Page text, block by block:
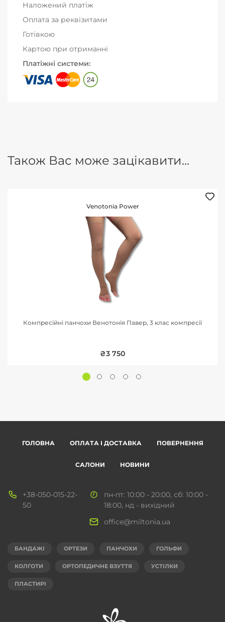
Наложений платіж
Оплата за реквізитами
Готівкою
Картою при отриманні
Платіжні системи:
Також Вас може зацікавити...
Venotonia Power
Компресійні панчохи Венотонія Павер, 3 клас компресії
₴3 750
пн-пт: 10:00 - 20:00, сб: 10:00 -
18:00, нд - вихідний
+38-050-015-22-
50
office@miltonia.ua
БАНДАЖІ ОРТЕЗИ ПАНЧОХИ ГОЛЬФИ
КОЛГОТИ ОРТОПЕДИЧНЕ ВЗУТТЯ УСТІЛКИ
ПЛАСТИРІ
ГОЛОВНА ОПЛАТА І ДОСТАВКА ПОВЕРНЕННЯ
САЛОНИ НОВИНИ